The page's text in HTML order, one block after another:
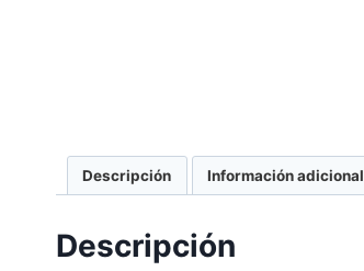
Descripción Información adicional
Descripción